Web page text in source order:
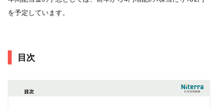
を予定しています。
目次